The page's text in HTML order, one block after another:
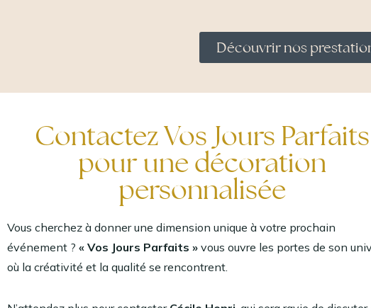
Découvrir nos
Contactez Vos Jours Parfaits
pour une décoration
personnalisée
Vous cherchez à donner une dimension unique à votre prochain
événement ? « Vos Jours Parfaits » vous ouvre les portes de son
où la créativité et la qualité se rencontrent.